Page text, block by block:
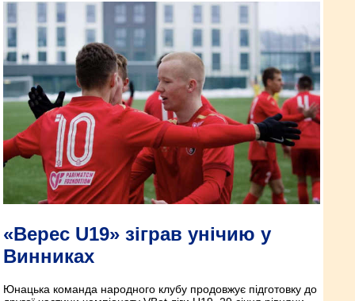
«Верес U19» зіграв унічию у
Винниках
Юнацька команда народного клубу продовжує підготовку до